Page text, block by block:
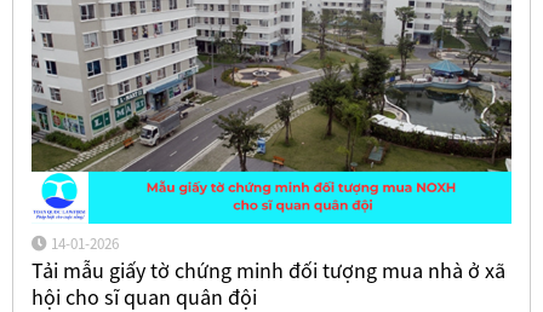
14-01-2026
Tải mẫu giấy tờ chứng minh đối tượng mua nhà ở xã
hội cho sĩ quan quân đội